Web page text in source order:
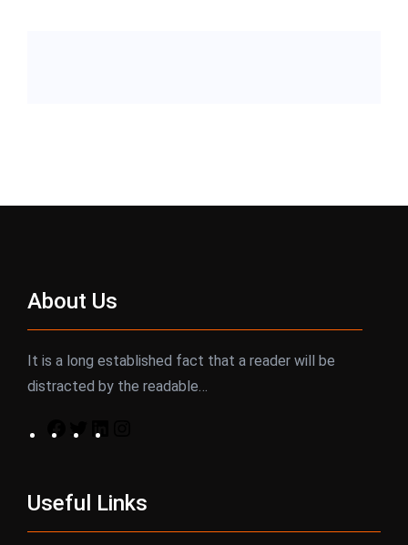
About Us
It is a long established fact that a reader will be
distracted by the readable…
F
e
b
T
t
t
k
e
t
a
Useful Links